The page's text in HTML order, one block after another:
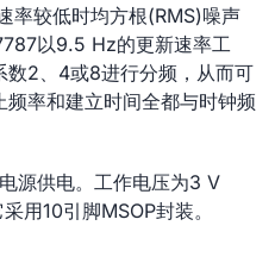
率较低时均方根(RMS)噪声
以9.5 Hz的更新速率工
数2、4或8进行分频，从而可
率和建立时间全都与时钟频
源供电。工作电压为3 V
用10引脚MSOP封装。